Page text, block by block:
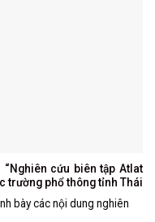
cứu biên tập Atlat
trường phổ thông tỉnh Thái
bày các nội dung nghiên